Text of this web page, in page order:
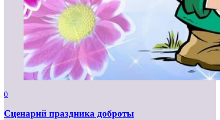
0
Сценарий праздника доброты